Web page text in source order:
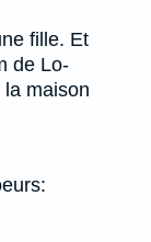
fille. Et
de Lo-
maison